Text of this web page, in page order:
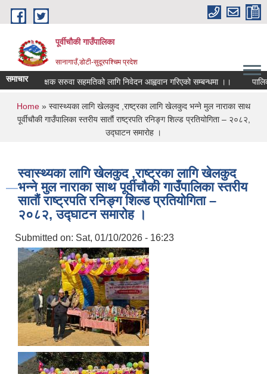
Skip to main content
पूर्वीचौकी गाउँपालिका
सानागाउँ,डोटी-सुदूरपश्चिम प्रदेश
समाचारशिक्षक सरुवा सहमतिको लागि निवेदन आह्ववान गरिएको सम्बन्धमा ।।
You are here
Home » स्वास्थ्यका लागि खेलकुद ,राष्ट्रका लागि खेलकुद भन्ने मुल नाराका साथ
पूर्वीचौकी गाउँपालिका स्तरीय सातौं राष्ट्रपति रनिङ्ग शिल्ड प्रतियोगिता – २०८२,
उद्घाटन समारोह ।
स्वास्थ्यका लागि खेलकुद ,राष्ट्रका लागि खेलकुद
भन्ने मुल नाराका साथ पूर्वीचौकी गाउँपालिका स्तरीय
सातौं राष्ट्रपति रनिङ्ग शिल्ड प्रतियोगिता –
२०८२, उद्घाटन समारोह ।
Submitted on: Sat, 01/10/2026 - 16:23